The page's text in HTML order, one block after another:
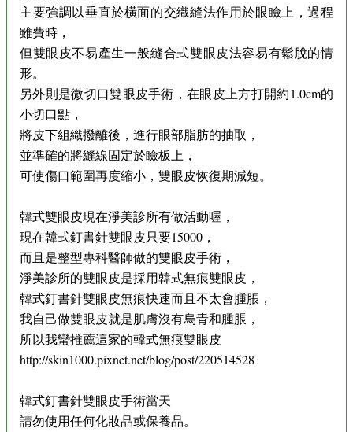
主要強調以垂直於橫面的交織縫法作用於眼瞼上，過程
雖費時，
但雙眼皮不易產生一般縫合式雙眼皮法容易有鬆脫的情
形。
另外則是微切口雙眼皮手術，在眼皮上方打開約1.0cm的
小切口點，
將皮下組織撥離後，進行眼部脂肪的抽取，
並準確的將縫線固定於瞼板上，
可使傷口範圍再度縮小，雙眼皮恢復期減短。
韓式雙眼皮現在淨美診所有做活動喔，
現在韓式釘書針雙眼皮只要15000，
而且是整型專科醫師做的雙眼皮手術，
淨美診所的雙眼皮是採用韓式無痕雙眼皮，
韓式釘書針雙眼皮無痕快速而且不太會腫脹，
我自己做雙眼皮就是肌膚沒有烏青和腫脹，
所以我蠻推薦這家的韓式無痕雙眼皮
http://skin1000.pixnet.net/blog/post/220514528
韓式釘書針雙眼皮手術當天
請勿使用任何化妝品或保養品。